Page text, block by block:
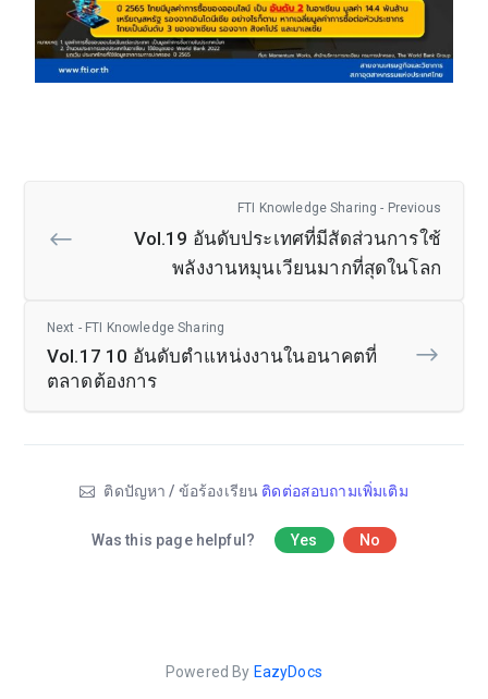
FTI Knowledge Sharing - Previous
Vol.19 อันดับประเทศที่มีสัดส่วนการใช้
พลังงานหมุนเวียนมากที่สุดในโลก
Next - FTI Knowledge Sharing
Vol.17 10 อันดับตำแหน่งงานในอนาคตที่
ตลาดต้องการ
ติดปัญหา / ข้อร้องเรียน ติดต่อสอบถามเพิ่มเติม
Was this page helpful? Yes No
Powered By EazyDocs